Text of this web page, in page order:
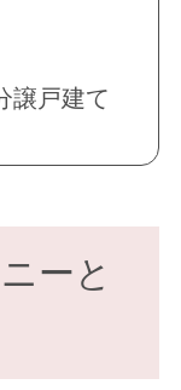
譲戸建て
ーと